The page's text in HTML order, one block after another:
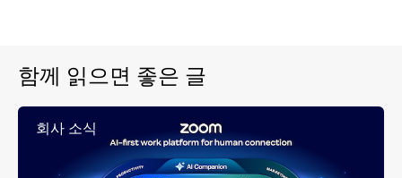
함께 읽으면 좋은 글
회사 소식